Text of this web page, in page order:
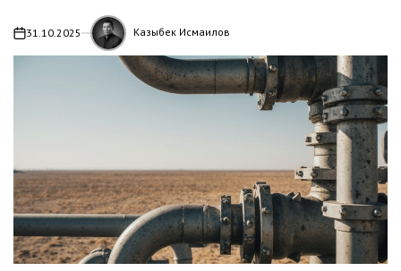
on31.10.2025 Казыбек Исмаилов